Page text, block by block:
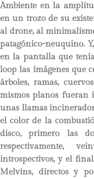
Ambiente en la
en un trozo de su
al drone, al
patagónico-neuquino.
en la pantalla que
loop las imágenes que
árboles, ramas,
mismos planos fueran
unas llamas
el color de la
disco, primero las
respectivamente,
introspectivos, y el
Melvins, directos y